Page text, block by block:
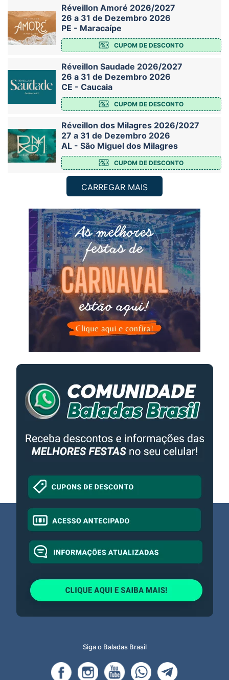
Réveillon Amoré 2026/2027
26 a 31 de Dezembro 2026
PE - Maracaípe
CUPOM DE DESCONTO
Réveillon Saudade 2026/2027
26 a 31 de Dezembro 2026
CE - Caucaia
CUPOM DE DESCONTO
Réveillon dos Milagres 2026/2027
27 a 31 de Dezembro 2026
AL - São Miguel dos Milagres
CUPOM DE DESCONTO
CARREGAR MAIS
Siga o Baladas Brasil